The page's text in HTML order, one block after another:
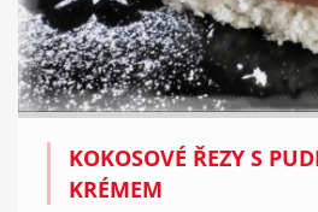
KOKOSOVÉ ŘEZY S
KRÉMEM